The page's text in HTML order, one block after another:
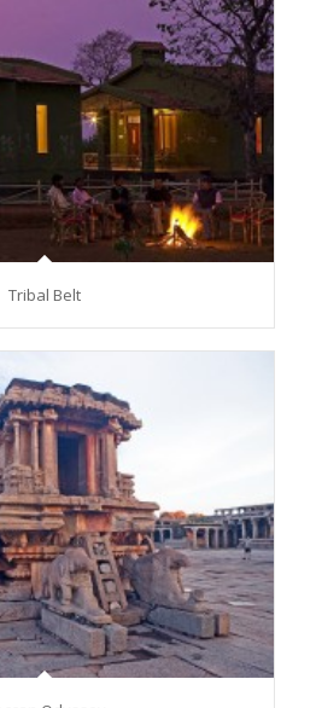
Tribal Belt